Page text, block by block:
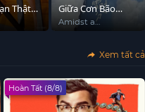
Thật
Giữa Cơn Bão
Tuyết
Amidst a
Snowstorm of
Xem tất cả
Hoàn Tất (8/8)